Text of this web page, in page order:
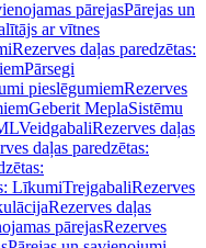
pārejasPārejas un
ar vītnes
Rezerves daļas paredzētas:
Pārsegi
pieslēgumiemRezerves
Geberit MeplaSistēmu
VeidgabaliRezerves daļas
daļas paredzētas:
LīkumiTrejgabaliRezerves
Rezerves daļas
pārejasRezerves